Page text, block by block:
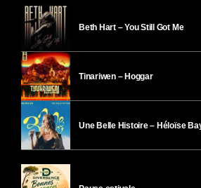
Beth Hart – You Still Got Me
Tinariwen – Hoggar
Une Belle Histoire – Héloïse